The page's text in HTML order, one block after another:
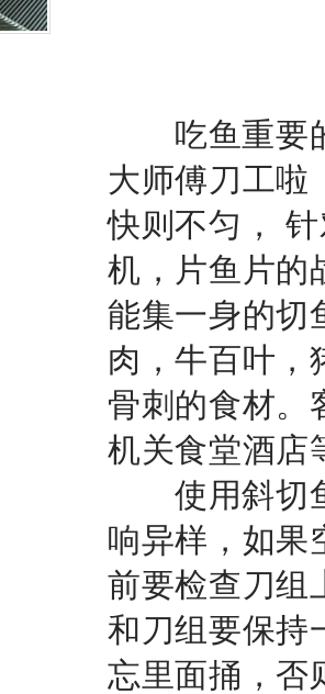
吃鱼重要的
大师傅刀工啦
快则不匀，
机，片鱼片的
能集一身的切
肉，牛百叶，
骨刺的食材。
机关食堂酒店
使用斜切鱼
响异样，如果
前要检查刀组
和刀组要保持
忘里面捅，否